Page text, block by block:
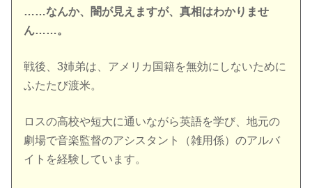
……なんか、闇が見えますが、真相はわかりませ
ん……。
戦後、3姉弟は、アメリカ国籍を無効にしないために
ふたたび渡米。
ロスの高校や短大に通いながら英語を学び、地元の
劇場で音楽監督のアシスタント（雑用係）のアルバ
イトを経験しています。